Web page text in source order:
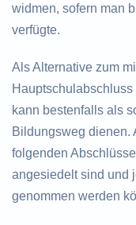
widmen, sofern man
verfügte.
Als Alternative zum
kann bestenfalls als
Bildungsweg dienen.
folgenden
angesiedelt sind und
genommen werden